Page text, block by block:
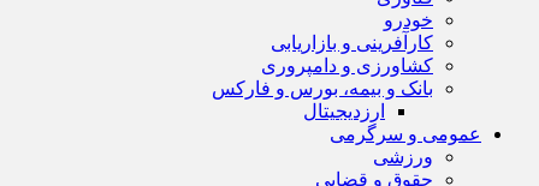
خودرو
کارآفرینی و بازاریابی
کشاورزی و دامپروری
بانک و بیمه، بورس و فارکس
ارزدیجیتال
عمومی و سرگرمی
ورزشی
حقوق و قضایی